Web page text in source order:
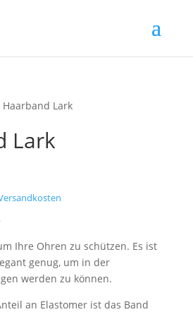
Lark
Lark
Ihre Ohren zu schützen. Es ist
genug, um in der
werden zu können.
an Elastomer ist das Band